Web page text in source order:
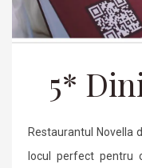
5*
Restaurantul Novella
locul perfect pentru